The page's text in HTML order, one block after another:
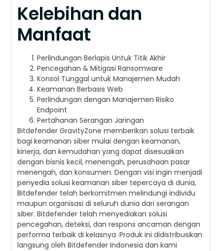
Kelebihan dan
Manfaat
Perlindungan Berlapis Untuk Titik Akhir
Pencegahan & Mitigasi Ransomware
Konsol Tunggal untuk Manajemen Mudah
Keamanan Berbasis Web
Perlindungan dengan Manajemen Risiko
Endpoint
Pertahanan Serangan Jaringan
Bitdefender GravityZone memberikan solusi terbaik
bagi keamanan siber mulai dengan keamanan,
kinerja, dan kemudahan yang dapat disesuaikan
dengan bisnis kecil, menengah, perusahaan pasar
menengah, dan konsumen. Dengan visi ingin menjadi
penyedia solusi keamanan siber tepercaya di dunia,
Bitdefender telah berkomitmen melindungi individu
maupun organisasi di seluruh dunia dari serangan
siber. Bitdefender telah menyediakan solusi
pencegahan, deteksi, dan respons ancaman dengan
performa terbaik di kelasnya. Produk ini didistribusikan
langsung oleh Bitdefender Indonesia dan kami